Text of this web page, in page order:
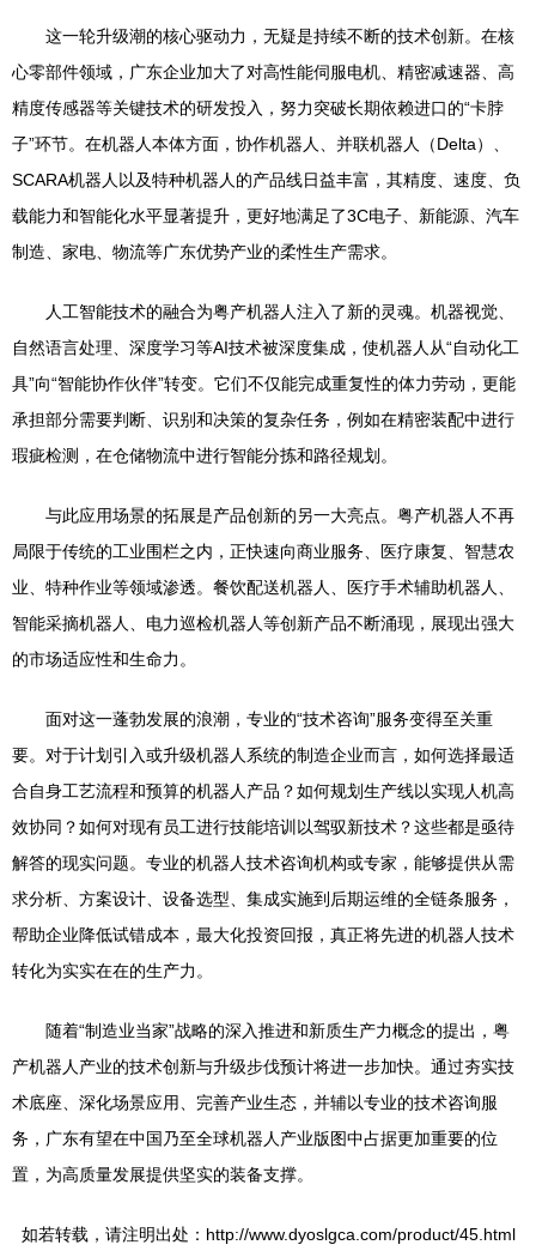
这一轮升级潮的核心驱动力，无疑是持续不断的技术创新。在核
心零部件领域，广东企业加大了对高性能伺服电机、精密减速器、高
精度传感器等关键技术的研发投入，努力突破长期依赖进口的“卡脖
子”环节。在机器人本体方面，协作机器人、并联机器人（Delta）、
SCARA机器人以及特种机器人的产品线日益丰富，其精度、速度、负
载能力和智能化水平显著提升，更好地满足了3C电子、新能源、汽车
制造、家电、物流等广东优势产业的柔性生产需求。
人工智能技术的融合为粤产机器人注入了新的灵魂。机器视觉、
自然语言处理、深度学习等AI技术被深度集成，使机器人从“自动化工
具”向“智能协作伙伴”转变。它们不仅能完成重复性的体力劳动，更能
承担部分需要判断、识别和决策的复杂任务，例如在精密装配中进行
瑕疵检测，在仓储物流中进行智能分拣和路径规划。
与此应用场景的拓展是产品创新的另一大亮点。粤产机器人不再
局限于传统的工业围栏之内，正快速向商业服务、医疗康复、智慧农
业、特种作业等领域渗透。餐饮配送机器人、医疗手术辅助机器人、
智能采摘机器人、电力巡检机器人等创新产品不断涌现，展现出强大
的市场适应性和生命力。
面对这一蓬勃发展的浪潮，专业的“技术咨询”服务变得至关重
要。对于计划引入或升级机器人系统的制造企业而言，如何选择最适
合自身工艺流程和预算的机器人产品？如何规划生产线以实现人机高
效协同？如何对现有员工进行技能培训以驾驭新技术？这些都是亟待
解答的现实问题。专业的机器人技术咨询机构或专家，能够提供从需
求分析、方案设计、设备选型、集成实施到后期运维的全链条服务，
帮助企业降低试错成本，最大化投资回报，真正将先进的机器人技术
转化为实实在在的生产力。
随着“制造业当家”战略的深入推进和新质生产力概念的提出，粤
产机器人产业的技术创新与升级步伐预计将进一步加快。通过夯实技
术底座、深化场景应用、完善产业生态，并辅以专业的技术咨询服
务，广东有望在中国乃至全球机器人产业版图中占据更加重要的位
置，为高质量发展提供坚实的装备支撑。
如若转载，请注明出处：http://www.dyoslgca.com/product/45.html